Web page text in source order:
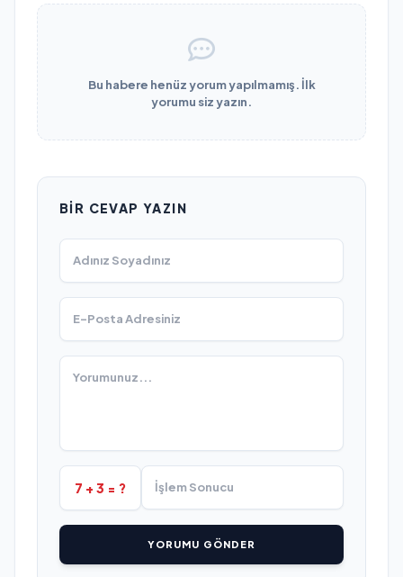
Bu habere henüz yorum yapılmamış. İlk
yorumu siz yazın.
BIR CEVAP YAZIN
7 + 3 = ?
YORUMU GÖNDER